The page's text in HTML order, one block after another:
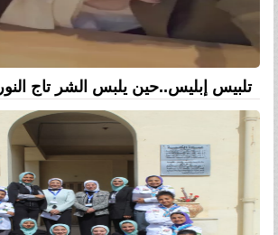
تلبيس إبليس..حين يلبس الشر تاج النور